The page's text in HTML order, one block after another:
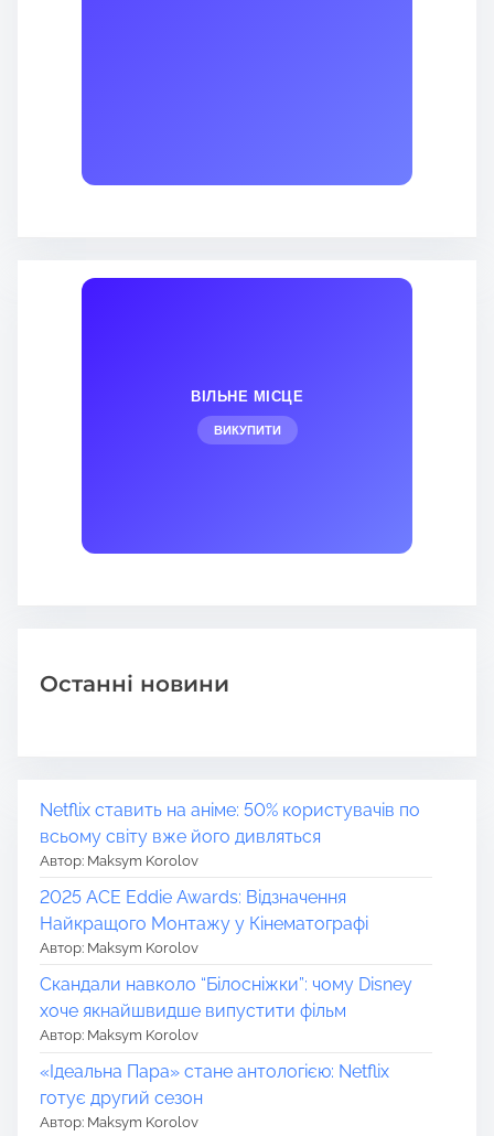
ВІЛЬНЕ МІСЦЕ
ВИКУПИТИ
Останні новини
Netflix ставить на аніме: 50% користувачів по
всьому світу вже його дивляться
Автор: Maksym Korolov
2025 ACE Eddie Awards: Відзначення
Найкращого Монтажу у Кінематографі
Автор: Maksym Korolov
Скандали навколо “Білосніжки”: чому Disney
хоче якнайшвидше випустити фільм
Автор: Maksym Korolov
«Ідеальна Пара» стане антологією: Netflix
готує другий сезон
Автор: Maksym Korolov